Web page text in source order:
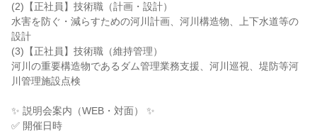
(2)【正社員】技術職（計画・設計）
水害を防ぐ・減らすための河川計画、河川構造物、上下水道等の
設計
(3)【正社員】技術職（維持管理）
河川の重要構造物であるダム管理業務支援、河川巡視、堤防等河
川管理施設点検
✨ 説明会案内（WEB・対面） ✨
✅ 開催日時